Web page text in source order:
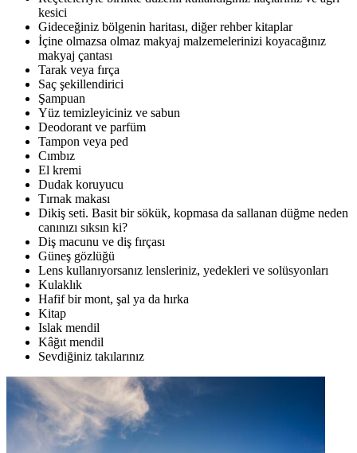
kesici
Gideceğiniz bölgenin haritası, diğer rehber kitaplar
İçine olmazsa olmaz makyaj malzemelerinizi koyacağınız
makyaj çantası
Tarak veya fırça
Saç şekillendirici
Şampuan
Yüz temizleyiciniz ve sabun
Deodorant ve parfüm
Tampon veya ped
Cımbız
El kremi
Dudak koruyucu
Tırnak makası
Dikiş seti. Basit bir sökük, kopmasa da sallanan düğme neden
canınızı sıksın ki?
Diş macunu ve diş fırçası
Güneş gözlüğü
Lens kullanıyorsanız lensleriniz, yedekleri ve solüsyonları
Kulaklık
Hafif bir mont, şal ya da hırka
Kitap
Islak mendil
Kâğıt mendil
Sevdiğiniz takılarınız